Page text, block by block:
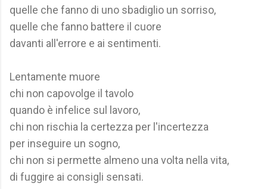
quelle che fanno di uno sbadiglio un sorriso,
quelle che fanno battere il cuore
davanti all'errore e ai sentimenti.
Lentamente muore
chi non capovolge il tavolo
quando è infelice sul lavoro,
chi non rischia la certezza per l'incertezza
per inseguire un sogno,
chi non si permette almeno una volta nella vita,
di fuggire ai consigli sensati.